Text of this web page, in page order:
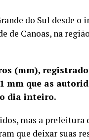
do Sul desde
de Canoas, na
(mm),
que as
dia inteiro.
mas a
que deixar suas